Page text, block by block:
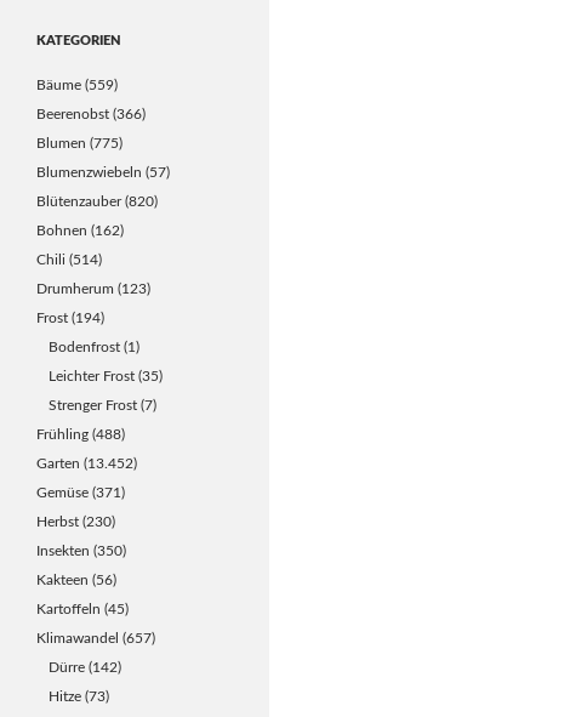
KATEGORIEN
Bäume (559)
Beerenobst (366)
Blumen (775)
Blumenzwiebeln (57)
Blütenzauber(820)
Bohnen (162)
Chili (514)
Drumherum (123)
Frost (194)
Bodenfrost (1)
Leichter Frost (35)
Strenger Frost (7)
Frühling (488)
Garten (13.452)
Gemüse (371)
Herbst (230)
Insekten (350)
Kakteen (56)
Kartoffeln (45)
Klimawandel (657)
Dürre (142)
Hitze (73)